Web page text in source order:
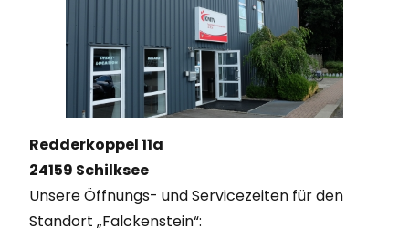
Redderkoppel 11a
24159 Schilksee
Unsere Öffnungs- und Servicezeiten für den
Standort „Falckenstein“: